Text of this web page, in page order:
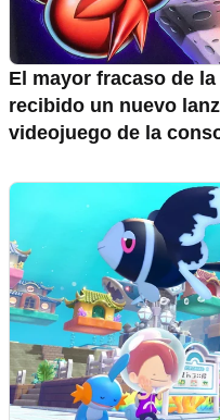
El mayor fracaso de
recibido un nuevo
videojuego de la